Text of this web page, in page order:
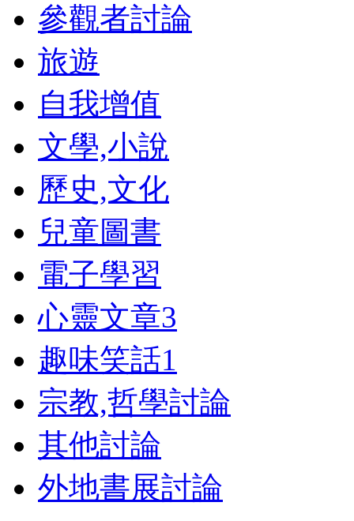
參觀者討論
旅遊
自我增值
文學,小說
歷史,文化
兒童圖書
電子學習
心靈文章3
趣味笑話1
宗教,哲學討論
其他討論
外地書展討論